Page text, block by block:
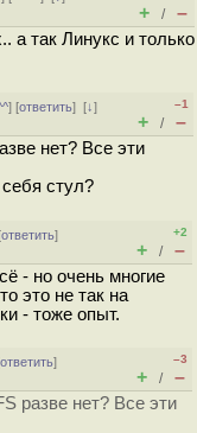
+ / –
а так Линукс и только
] [ответить][↓]
–1
+ / –
нет? Все эти
стул?
ответить]
+2
+ / –
- но очень многие
это не так на
- тоже опыт.
ответить]
–3
+ / –
разве нет? Все эти